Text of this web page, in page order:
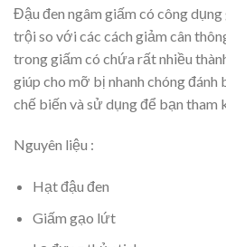
Đậu đen ngâm giấm có công
trội so với các cách giảm cân
trong giấm có chứa rất nhiều
giúp cho mỡ bị nhanh chóng đánh
chế biến và sử dụng để bạn tham
Nguyên liệu :
Hạt đậu đen
Giấm gạo lứt